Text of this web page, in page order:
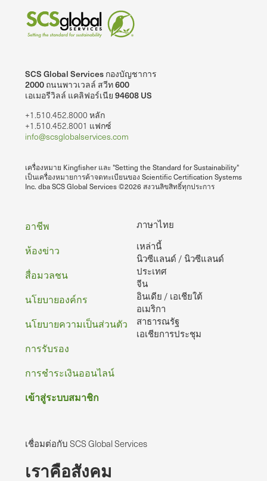
SCS Global Services กองบัญชาการ
2000 ถนนพาวเวลล์ สวีท 600
เอเมอรีวิลล์ แคลิฟอร์เนีย 94608 US
+1.510.452.8000 หลัก
+1.510.452.8001 แฟกซ์
info@scsglobalservices.com
เครื่องหมาย Kingfisher และ "Setting the Standard for Sustainability"
เป็นเครื่องหมายการค้าจดทะเบียนของ Scientific Certification Systems
Inc. dba SCS Global Services ©2026 สงวนลิขสิทธิ์ทุกประการ
ภาษาไทย
เหล่านี้
นิวซีแลนด์ / นิวซีแลนด์
ประเทศ
จีน
อินเดีย / เอเชียใต้
อเมริกา
สาธารณรัฐ
เอเชียการประชุม
ท้าย
กระดาษ
อาชีพ
ห้องข่าว
สื่อมวลชน
นโยบายองค์กร
นโยบายความเป็นส่วนตัว
การรับรอง
การชําระเงินออนไลน์
เข้าสู่ระบบสมาชิก
เชื่อมต่อกับ SCS Global Services
เราคือสังคม